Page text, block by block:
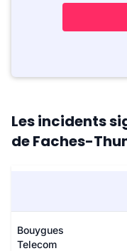
Les incidents
de Faches-
Bouygues
Telecom